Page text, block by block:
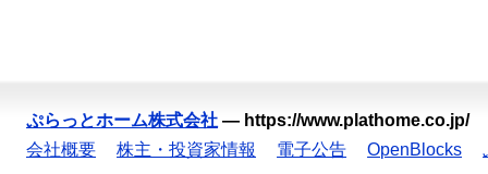
ぷらっとホーム株式会社 — https://www.plathome.co.jp/
会社概要
株主・投資家情報 電子公告 OpenBlocks